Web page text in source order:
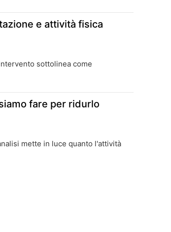
e attività fisica
sottolinea come
fare per ridurlo
mette in luce quanto l'attività